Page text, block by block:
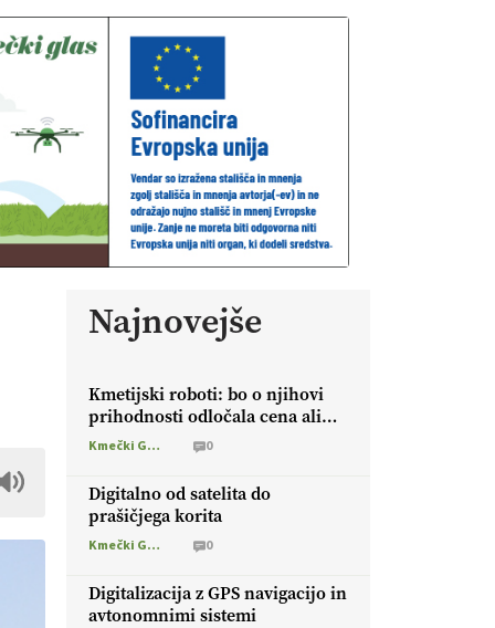
Najnovejše
Kmetijski roboti: bo o njihovi
prihodnosti odločala cena ali
prednosti za kmetijo?
Kmečki Glas 0
Digitalno od satelita do
prašičjega korita
Kmečki Glas 0
Digitalizacija z GPS navigacijo in
avtonomnimi sistemi